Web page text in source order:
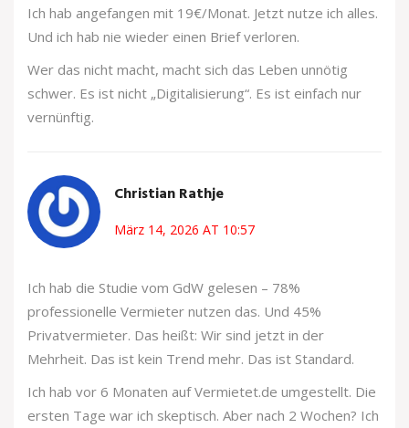
Ich hab angefangen mit 19€/Monat. Jetzt nutze ich alles.
Und ich hab nie wieder einen Brief verloren.
Wer das nicht macht, macht sich das Leben unnötig
schwer. Es ist nicht „Digitalisierung“. Es ist einfach nur
vernünftig.
Christian Rathje
März 14, 2026 AT 10:57
Ich hab die Studie vom GdW gelesen – 78%
professionelle Vermieter nutzen das. Und 45%
Privatvermieter. Das heißt: Wir sind jetzt in der
Mehrheit. Das ist kein Trend mehr. Das ist Standard.
Ich hab vor 6 Monaten auf Vermietet.de umgestellt. Die
ersten Tage war ich skeptisch. Aber nach 2 Wochen? Ich